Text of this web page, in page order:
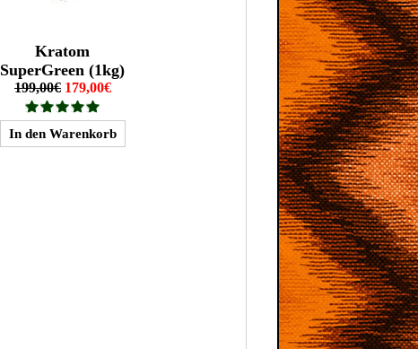
Kratom
SuperGreen (1kg)
199,00€ 179,00€